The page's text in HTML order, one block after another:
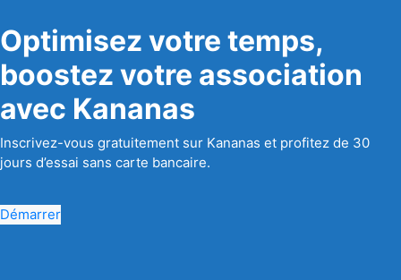
Optimisez votre temps,
boostez votre association
avec Kananas
Inscrivez-vous gratuitement sur Kananas et profitez de 30
jours d’essai sans carte bancaire.
Démarrer